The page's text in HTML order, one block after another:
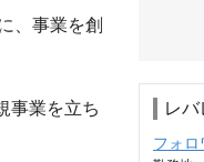
、事業を創
事業を立ち
レ
フォ